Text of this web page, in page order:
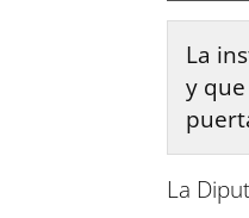
La
y
La